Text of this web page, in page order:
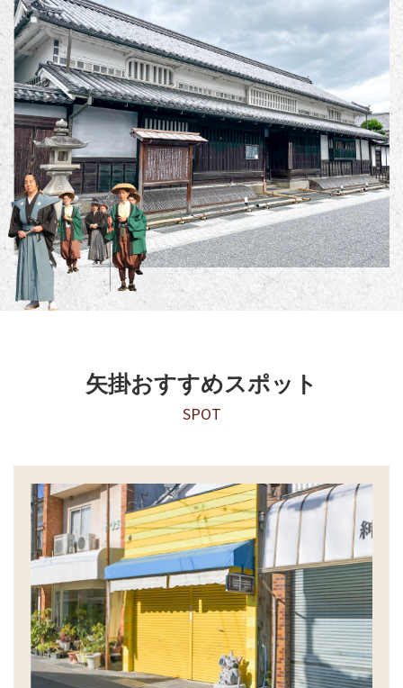
矢掛おすすめスポット
SPOT